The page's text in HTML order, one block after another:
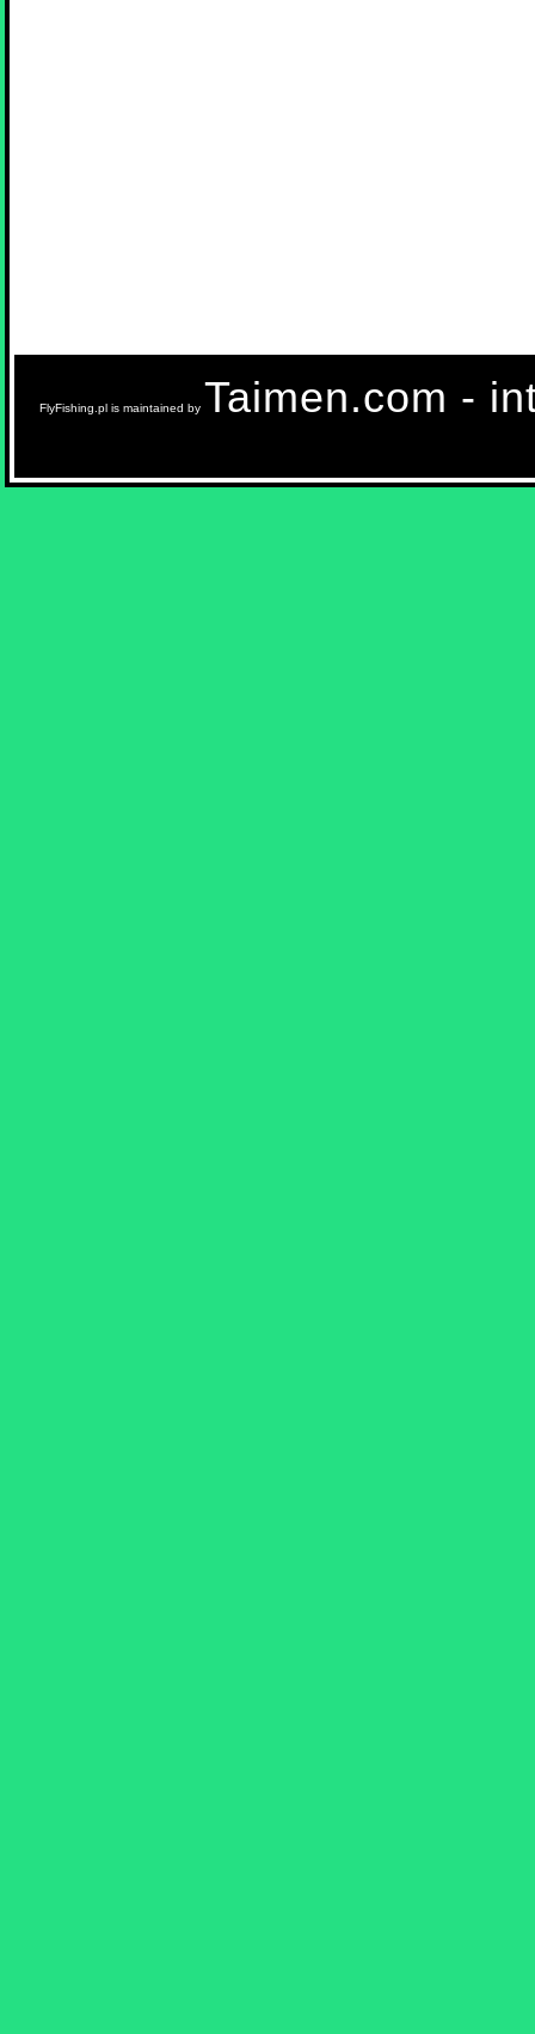
FlyFishing.pl is maintained by Taimen.com -